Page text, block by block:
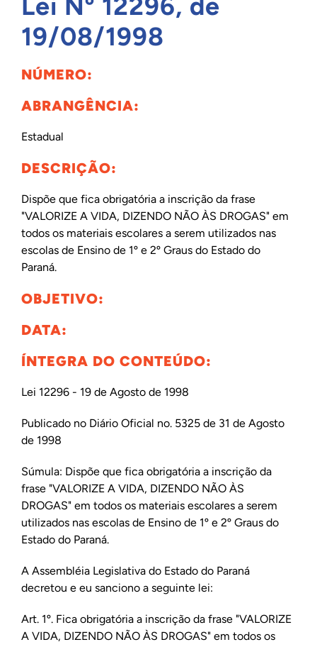
INTERNACIONAL
BIBLIOTECA
19/08/1998
NÚMERO:
ABRANGÊNCIA:
Estadual
DESCRIÇÃO:
Dispõe que fica obrigatória a inscrição da frase
"VALORIZE A VIDA, DIZENDO NÃO ÀS DROGAS" em
todos os materiais escolares a serem utilizados nas
escolas de Ensino de 1º e 2º Graus do Estado do
Paraná.
OBJETIVO:
DATA:
ÍNTEGRA DO CONTEÚDO:
Lei 12296 - 19 de Agosto de 1998
Publicado no Diário Oficial no. 5325 de 31 de Agosto
de 1998
Súmula: Dispõe que fica obrigatória a inscrição da
frase "VALORIZE A VIDA, DIZENDO NÃO ÀS
DROGAS" em todos os materiais escolares a serem
utilizados nas escolas de Ensino de 1º e 2º Graus do
Estado do Paraná.
A Assembléia Legislativa do Estado do Paraná
decretou e eu sanciono a seguinte lei:
Art. 1º. Fica obrigatória a inscrição da frase "VALORIZE
A VIDA, DIZENDO NÃO ÀS DROGAS" em todos os